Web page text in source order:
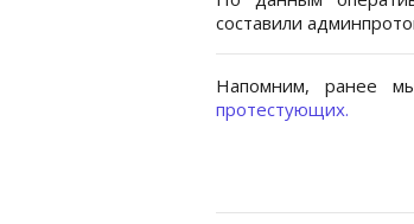
составили
Напомним, ранее
протестующих.